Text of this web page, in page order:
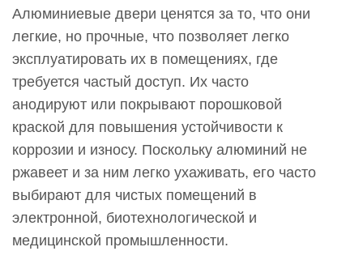
Алюминиевые двери ценятся за то, что они
легкие, но прочные, что позволяет легко
эксплуатировать их в помещениях, где
требуется частый доступ. Их часто
анодируют или покрывают порошковой
краской для повышения устойчивости к
коррозии и износу. Поскольку алюминий не
ржавеет и за ним легко ухаживать, его часто
выбирают для чистых помещений в
электронной, биотехнологической и
медицинской промышленности.